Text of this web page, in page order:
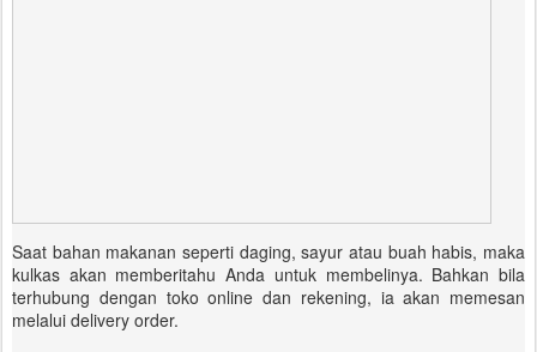
Saat bahan makanan seperti daging, sayur atau buah habis, maka
kulkas akan memberitahu Anda untuk membelinya. Bahkan bila
terhubung dengan toko online dan rekening, ia akan memesan
melalui delivery order.